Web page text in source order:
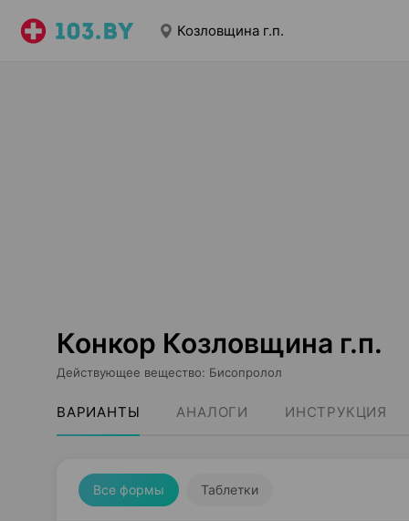
Козловщина г.п.
Конкор Козловщина г.п.
Действующее вещество: Бисопролол
ВАРИАНТЫ АНАЛОГИ ИНСТРУКЦИЯ
Все формы Таблетки